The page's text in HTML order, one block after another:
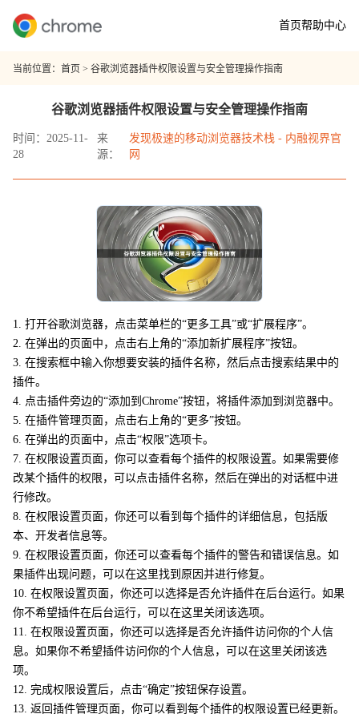
首页帮助中心
当前位置： 首页 > 谷歌浏览器插件权限设置与安全管理操作指南
谷歌浏览器插件权限设置与安全管理操作指南
时间：2025-11-
28
来
源：
发现极速的移动浏览器技术栈 - 内融视界官
网
1. 打开谷歌浏览器，点击菜单栏的“更多工具”或“扩展程序”。
2. 在弹出的页面中，点击右上角的“添加新扩展程序”按钮。
3. 在搜索框中输入你想要安装的插件名称，然后点击搜索结果中的
插件。
4. 点击插件旁边的“添加到Chrome”按钮，将插件添加到浏览器中。
5. 在插件管理页面，点击右上角的“更多”按钮。
6. 在弹出的页面中，点击“权限”选项卡。
7. 在权限设置页面，你可以查看每个插件的权限设置。如果需要修
改某个插件的权限，可以点击插件名称，然后在弹出的对话框中进
行修改。
8. 在权限设置页面，你还可以看到每个插件的详细信息，包括版
本、开发者信息等。
9. 在权限设置页面，你还可以查看每个插件的警告和错误信息。如
果插件出现问题，可以在这里找到原因并进行修复。
10. 在权限设置页面，你还可以选择是否允许插件在后台运行。如果
你不希望插件在后台运行，可以在这里关闭该选项。
11. 在权限设置页面，你还可以选择是否允许插件访问你的个人信
息。如果你不希望插件访问你的个人信息，可以在这里关闭该选
项。
12. 完成权限设置后，点击“确定”按钮保存设置。
13. 返回插件管理页面，你可以看到每个插件的权限设置已经更新。